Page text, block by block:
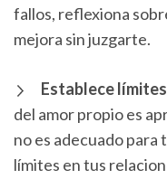
fallos, reflexiona
mejora sin juzgarte.
Establece
del amor propio es
no es adecuado para
límites en tus